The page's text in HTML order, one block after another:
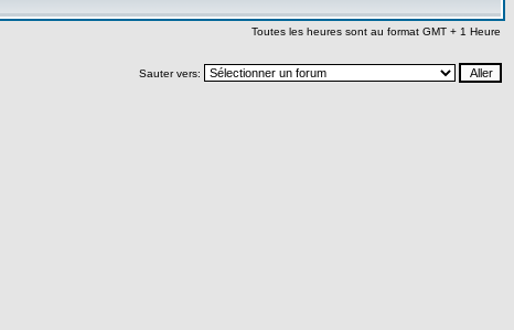
Toutes les heures sont au format GMT + 1 Heure
Sauter vers: